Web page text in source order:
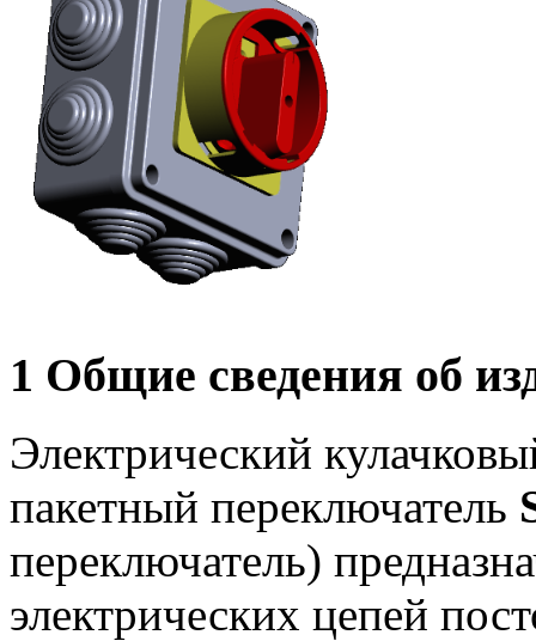
1 Общие сведения об
Электрический
пакетный переключатель
переключатель)
электрических цепей